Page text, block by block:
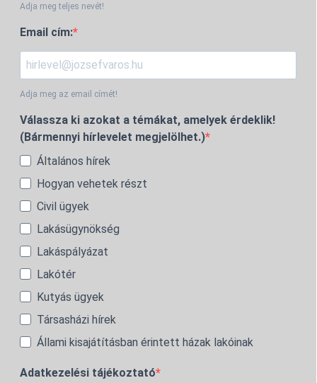
Adja meg teljes nevét!
Email cím:
Adja meg az email címét!
Válassza ki azokat a témákat, amelyek érdeklik!
(Bármennyi hírlevelet megjelölhet.)
Általános hírek
Hogyan vehetek részt
Civil ügyek
Lakásügynökség
Lakáspályázat
Lakótér
Kutyás ügyek
Társasházi hírek
Állami kisajátításban érintett házak lakóinak
Adatkezelési tájékoztató